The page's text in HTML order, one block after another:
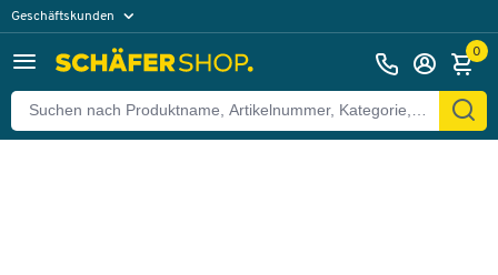
Geschäftskunden
0
Zurück